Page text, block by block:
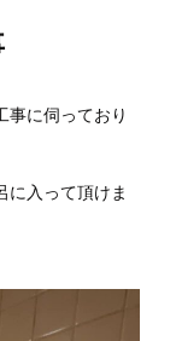
事に伺っており
に入って頂けま